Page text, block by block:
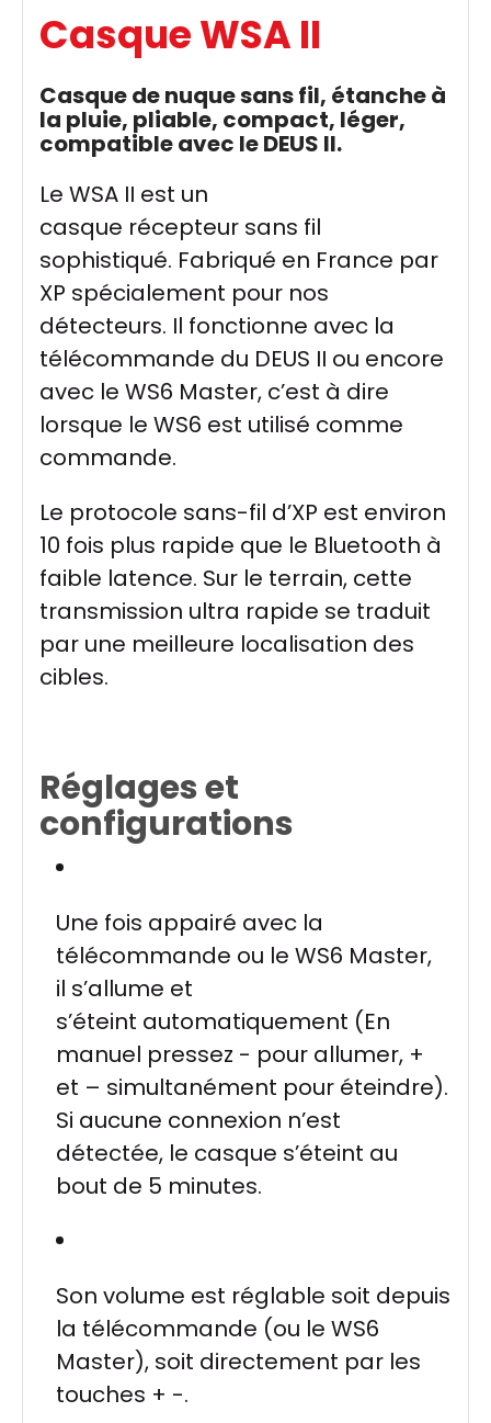
Casque WSA II
Casque de nuque sans fil, étanche à
la pluie, pliable, compact, léger,
compatible avec le DEUS II.
Le WSA II est un
casque récepteur sans fil
sophistiqué. Fabriqué en France par
XP spécialement pour nos
détecteurs. Il fonctionne avec la
télécommande du DEUS II ou encore
avec le WS6 Master, c’est à dire
lorsque le WS6 est utilisé comme
commande.
Le protocole sans-fil d’XP est environ
10 fois plus rapide que le Bluetooth à
faible latence. Sur le terrain, cette
transmission ultra rapide se traduit
par une meilleure localisation des
cibles.
Réglages et
configurations
Une fois appairé avec la
télécommande ou le WS6 Master,
il s’allume et
s’éteint automatiquement (En
manuel pressez - pour allumer, +
et – simultanément pour éteindre).
Si aucune connexion n’est
détectée, le casque s’éteint au
bout de 5 minutes.
Son volume est réglable soit depuis
la télécommande (ou le WS6
Master), soit directement par les
touches + -.